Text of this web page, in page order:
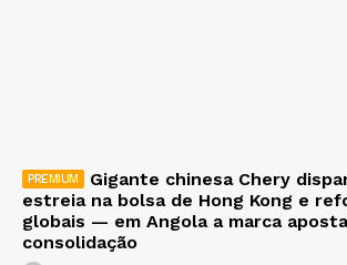
Gigante chinesa Chery
estreia na bolsa de Hong Kong e
globais — em Angola a marca
consolidação